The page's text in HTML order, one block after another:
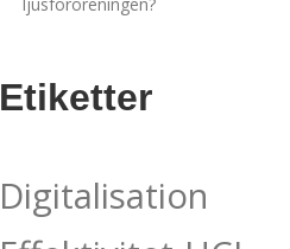
Etiketter
Digitalisation